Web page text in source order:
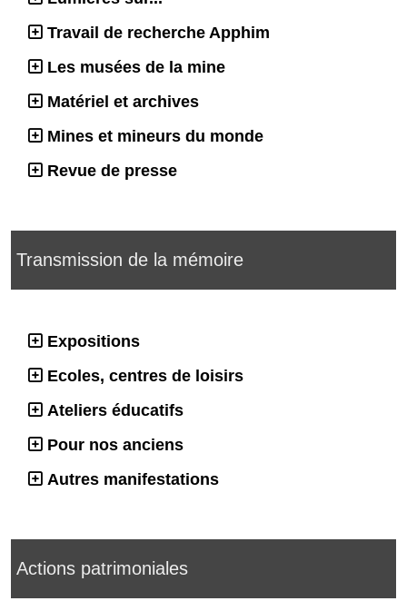
Travail de recherche Apphim
Les musées de la mine
Matériel et archives
Mines et mineurs du monde
Revue de presse
Transmission de la mémoire
Expositions
Ecoles, centres de loisirs
Ateliers éducatifs
Pour nos anciens
Autres manifestations
Actions patrimoniales